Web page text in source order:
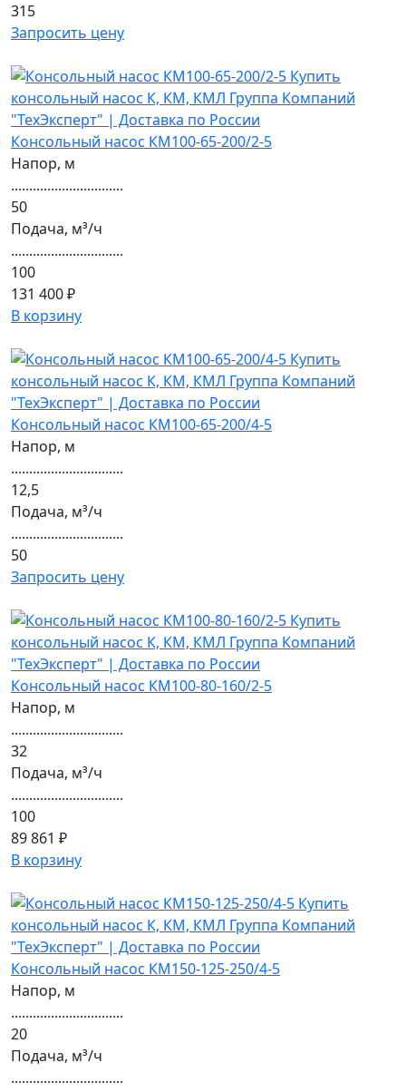
315
Запросить цену
Консольный насос КМ100-65-200/2-5
Напор, м
...............................
50
Подача, м³/ч
...............................
100
131 400 ₽
В корзину
Консольный насос КМ100-65-200/4-5
Напор, м
...............................
12,5
Подача, м³/ч
...............................
50
Запросить цену
Консольный насос КМ100-80-160/2-5
Напор, м
...............................
32
Подача, м³/ч
...............................
100
89 861 ₽
В корзину
Консольный насос КМ150-125-250/4-5
Напор, м
...............................
20
Подача, м³/ч
...............................